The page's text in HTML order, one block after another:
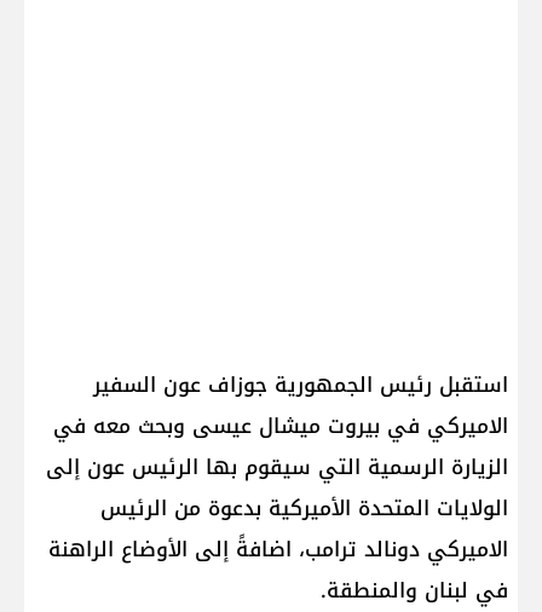
استقبل رئيس الجمهورية جوزاف عون السفير
الاميركي في بيروت ميشال عيسى وبحث معه في
الزيارة الرسمية التي سيقوم بها الرئيس عون إلى
الولايات المتحدة الأميركية بدعوة من الرئيس
الاميركي دونالد ترامب، اضافةً إلى الأوضاع الراهنة
في لبنان والمنطقة.